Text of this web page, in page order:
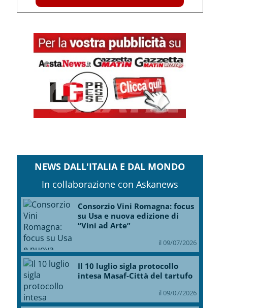
NEWS DALL'ITALIA E DAL MONDO
In collaborazione con Askanews
Consorzio Vini Romagna: focus
su Usa e nuova edizione di
“Vini ad Arte”
il 09/07/2026
Il 10 luglio sigla protocollo
intesa Masaf-Città del tartufo
il 09/07/2026